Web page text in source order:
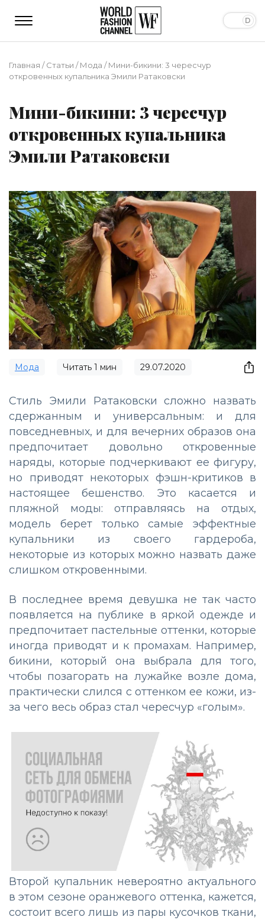
Главная /Статьи /Мода /Мини-бикини: 3 чересчур
откровенных купальника Эмили Ратаковски
Мини-бикини: 3 чересчур
откровенных купальника
Эмили Ратаковски
Мода Читать 1 мин 29.07.2020
Стиль Эмили Ратаковски сложно назвать
сдержанным и универсальным: и для
повседневных, и для вечерних образов она
предпочитает довольно откровенные
наряды, которые подчеркивают ее фигуру,
но приводят некоторых фэшн-критиков в
настоящее бешенство. Это касается и
пляжной моды: отправляясь на отдых,
модель берет только самые эффектные
купальники из своего гардероба,
некоторые из которых можно назвать даже
слишком откровенными.
В последнее время девушка не так часто
появляется на публике в яркой одежде и
предпочитает пастельные оттенки, которые
иногда приводят и к промахам. Например,
бикини, который она выбрала для того,
чтобы позагорать на лужайке возле дома,
практически слился с оттенком ее кожи, из-
за чего весь образ стал чересчур «голым».
Второй купальник невероятно актуального
в этом сезоне оранжевого оттенка, кажется,
состоит всего лишь из пары кусочков ткани,